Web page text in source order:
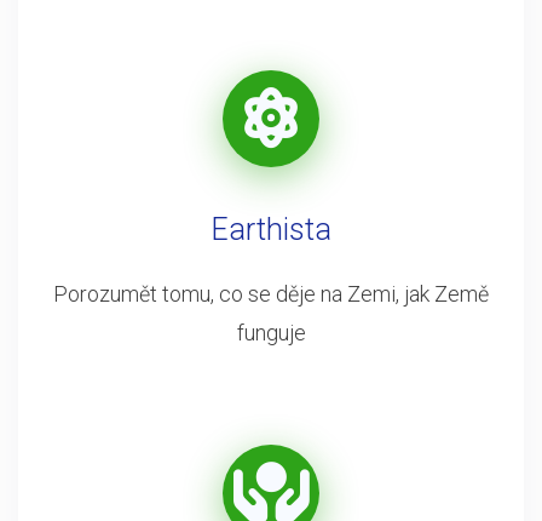
Earthista
Porozumět tomu, co se děje na Zemi, jak Země
funguje